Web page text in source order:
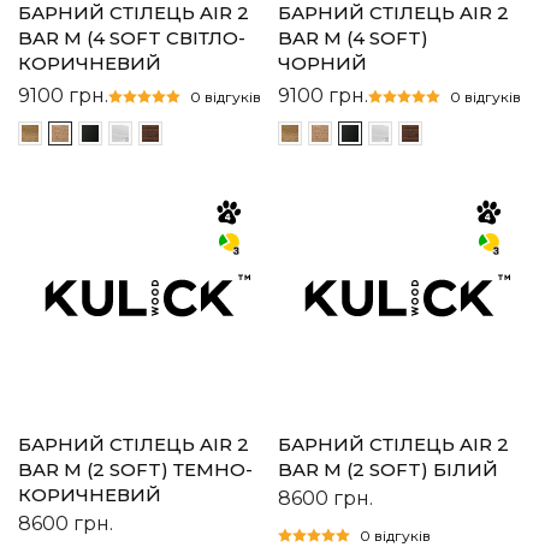
БАРНИЙ СТІЛЕЦЬ AIR 2
BAR M (4 SOFT СВІТЛО-
КОРИЧНЕВИЙ
9100 грн. 0 відгуків
БАРНИЙ СТІЛЕЦЬ AIR 2
BAR M (4 SOFT)
ЧОРНИЙ
9100 грн. 0 відгуків
БАРНИЙ СТІЛЕЦЬ AIR 2
BAR M (2 SOFT) ТЕМНО-
КОРИЧНЕВИЙ
8600 грн.
БАРНИЙ СТІЛЕЦЬ AIR 2
BAR M (2 SOFT) БІЛИЙ
8600 грн.
0 відгуків